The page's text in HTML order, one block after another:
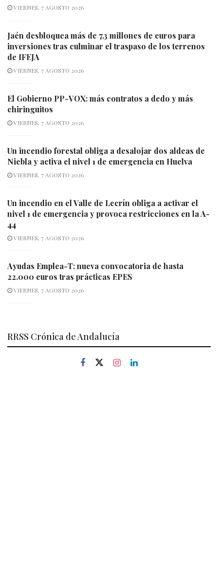
VIERNES, 7 AGOSTO 2026
Jaén desbloquea más de 7,3 millones de euros para
inversiones tras culminar el traspaso de los terrenos
de IFEJA
VIERNES, 7 AGOSTO 2026
El Gobierno PP-VOX: más contratos a dedo y más
chiringuitos
VIERNES, 7 AGOSTO 2026
Un incendio forestal obliga a desalojar dos aldeas de
Niebla y activa el nivel 1 de emergencia en Huelva
VIERNES, 7 AGOSTO 2026
Un incendio en el Valle de Lecrín obliga a activar el
nivel 1 de emergencia y provoca restricciones en la A-
44
VIERNES, 7 AGOSTO 2026
Ayudas Emplea-T: nueva convocatoria de hasta
22.000 euros tras prácticas EPES
VIERNES, 7 AGOSTO 2026
RRSS Crónica de Andalucía